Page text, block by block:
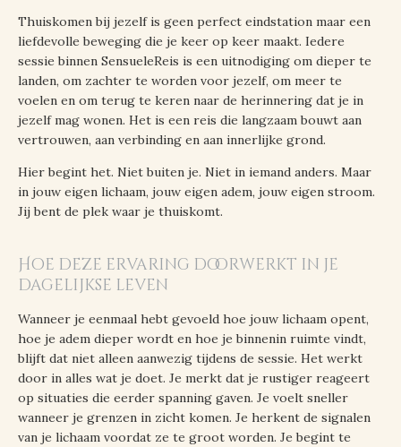
Thuiskomen bij jezelf is geen perfect eindstation maar een
liefdevolle beweging die je keer op keer maakt. Iedere
sessie binnen SensueleReis is een uitnodiging om dieper te
landen, om zachter te worden voor jezelf, om meer te
voelen en om terug te keren naar de herinnering dat je in
jezelf mag wonen. Het is een reis die langzaam bouwt aan
vertrouwen, aan verbinding en aan innerlijke grond.
Hier begint het. Niet buiten je. Niet in iemand anders. Maar
in jouw eigen lichaam, jouw eigen adem, jouw eigen stroom.
Jij bent de plek waar je thuiskomt.
Hoe deze ervaring doorwerkt in je
dagelijkse leven
Wanneer je eenmaal hebt gevoeld hoe jouw lichaam opent,
hoe je adem dieper wordt en hoe je binnenin ruimte vindt,
blijft dat niet alleen aanwezig tijdens de sessie. Het werkt
door in alles wat je doet. Je merkt dat je rustiger reageert
op situaties die eerder spanning gaven. Je voelt sneller
wanneer je grenzen in zicht komen. Je herkent de signalen
van je lichaam voordat ze te groot worden. Je begint te